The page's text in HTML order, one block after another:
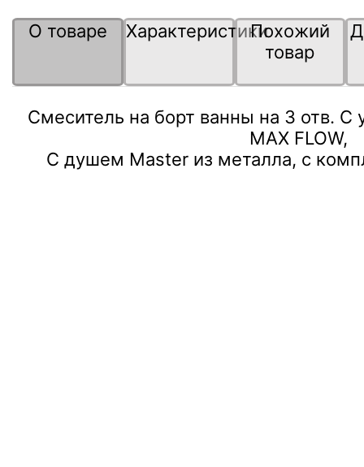
О товаре ХарактеристикиПохожий
товар
Смеситель на борт ванны на 3 отв.
MAX FLOW,
С душем Master из металла, с